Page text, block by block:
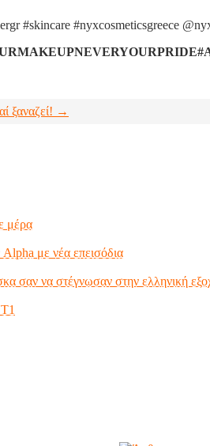
#skincare #nyxcosmeticsgreece
ξαναζεί! →
μέρα
με νέα επεισόδια
σαν να στέγνωσαν στην ελληνική